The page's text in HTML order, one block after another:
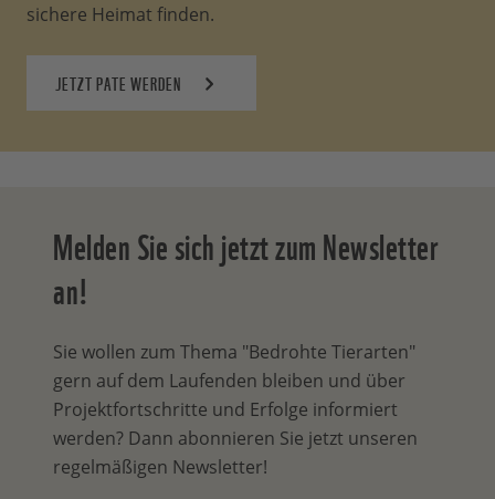
sichere Heimat finden.
JETZT PATE WERDEN
Melden Sie sich jetzt zum Newsletter
an!
Sie wollen zum Thema "Bedrohte Tierarten"
gern auf dem Laufenden bleiben und über
Projektfortschritte und Erfolge informiert
werden? Dann abonnieren Sie jetzt unseren
regelmäßigen Newsletter!